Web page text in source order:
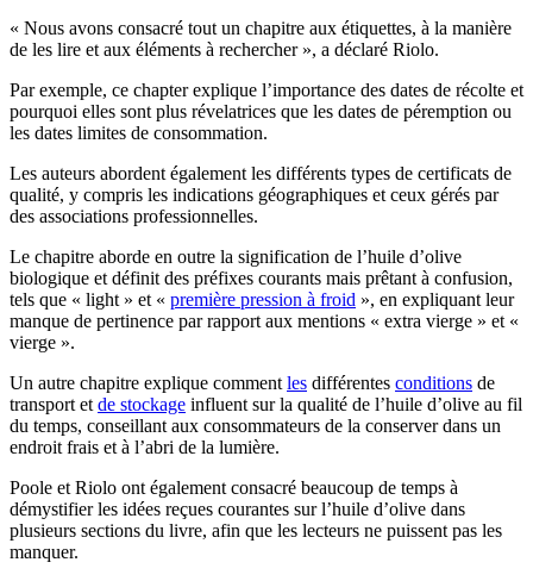
« Nous avons consacré tout un chapitre aux étiquettes, à la manière
de les lire et aux éléments à rechercher », a déclaré Riolo.
Par exem­ple, ce chap­ter explique l’im­portance des dates de récolte et
pourquoi elles sont plus ré­velatrices que les dates de pérem­ption ou
les dates limites de consom­ma­tion.
Les auteurs abordent également les différents types de certificats de
qualité, y compris les indications géographiques et ceux gérés par
des associations professionnelles.
Le chapitre aborde en outre la signification de l’huile d’olive
biologique et définit des préfixes courants mais prêtant à confusion,
tels que « light » et « première pression à froid », en expliquant leur
manque de pertinence par rapport aux mentions « extra vierge » et «
vierge ».
Un autre chapitre explique comment les différentes conditions de
transport et de stockage influent sur la qualité de l’huile d’olive au fil
du temps, conseillant aux consommateurs de la conserver dans un
endroit frais et à l’abri de la lumière.
Poole et Riolo ont également consacré beaucoup de temps à
démystifier les idées reçues courantes sur l’huile d’olive dans
plusieurs sections du livre, afin que les lecteurs ne puissent pas les
manquer.